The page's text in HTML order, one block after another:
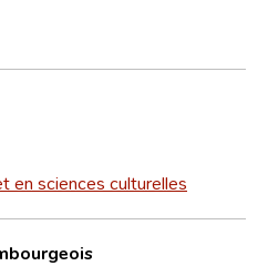
en sciences culturelles